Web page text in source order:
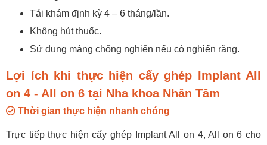
Tái khám định kỳ 4 – 6 tháng/lần.
Không hút thuốc.
Sử dụng máng chống nghiến nếu có nghiến răng.
Lợi ích khi thực hiện cấy ghép Implant All
on 4 - All on 6 tại Nha khoa Nhân Tâm
Thời gian thực hiện nhanh chóng
Trực tiếp thực hiện cấy ghép Implant All on 4, All on 6 cho